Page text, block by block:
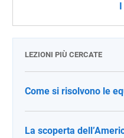
LEZIONI PIÙ CERCATE
Come si risolvono le
La scoperta